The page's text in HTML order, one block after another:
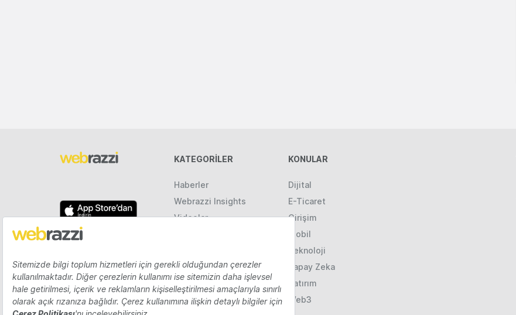
KATEGORILER
Haberler
Webrazzi Insights
Videolar
KONULAR
Dijital
E-Ticaret
Girişim
Mobil
Teknoloji
Yapay Zeka
Yatırım
Web3